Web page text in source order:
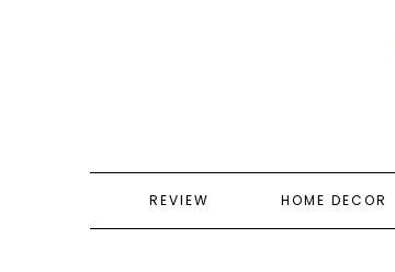
REVIEW HOME DECOR